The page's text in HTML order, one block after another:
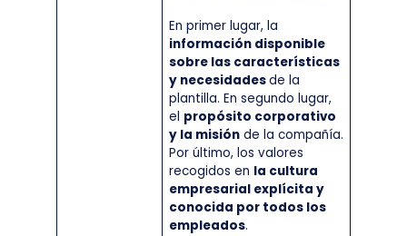
En primer lugar, la
información disponible
sobre las características
y necesidadesde la
plantilla. En segundo lugar,
el propósito corporativo
y la misiónde la compañía.
Por último, los valores
recogidos en la cultura
empresarial explícita y
conocida por todos los
empleados.